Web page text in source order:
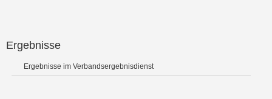
Ergebnisse
Ergebnisse im Verbandsergebnisdienst